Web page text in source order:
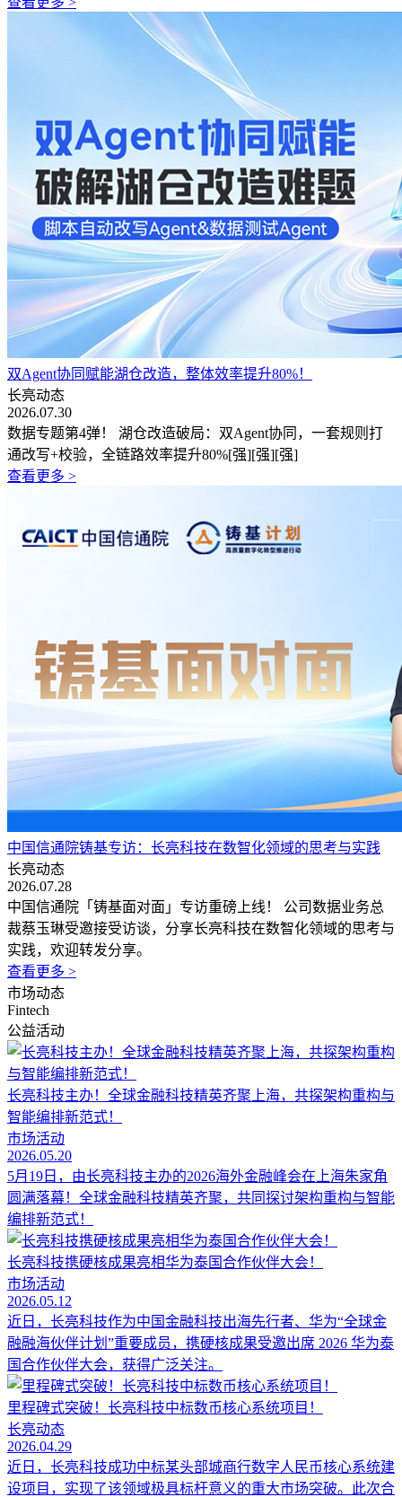
双Agent协同赋能湖仓改造，整体效率提升80%！
长亮动态
2026.07.30
数据专题第4弹！ 湖仓改造破局：双Agent协同，一套规则打
通改写+校验，全链路效率提升80%[强][强][强]
查看更多 >
中国信通院铸基专访：长亮科技在数智化领域的思考与实践
长亮动态
2026.07.28
中国信通院「铸基面对面」专访重磅上线！ 公司数据业务总
裁蔡玉琳受邀接受访谈，分享长亮科技在数智化领域的思考与
实践，欢迎转发分享。
查看更多 >
市场动态
Fintech
公益活动
长亮科技主办！全球金融科技精英齐聚上海，共探架构重构与
智能编排新范式！
市场活动
2026.05.20
5月19日，由长亮科技主办的2026海外金融峰会在上海朱家角
圆满落幕！全球金融科技精英齐聚，共同探讨架构重构与智能
编排新范式！
长亮科技携硬核成果亮相华为泰国合作伙伴大会！
市场活动
2026.05.12
近日，长亮科技作为中国金融科技出海先行者、华为“全球金
融融海伙伴计划”重要成员，携硬核成果受邀出席 2026 华为泰
国合作伙伴大会，获得广泛关注。
里程碑式突破！长亮科技中标数币核心系统项目！
长亮动态
2026.04.29
近日，长亮科技成功中标某头部城商行数字人民币核心系统建
设项目，实现了该领域极具标杆意义的重大市场突破。此次合